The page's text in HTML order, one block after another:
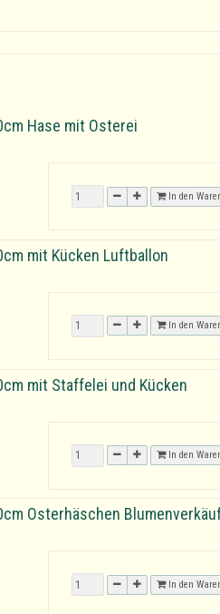
Hase mit Osterei
In den
mit Kücken Luftballon
In den
mit Staffelei und Kücken
In den
Osterhäschen
In den